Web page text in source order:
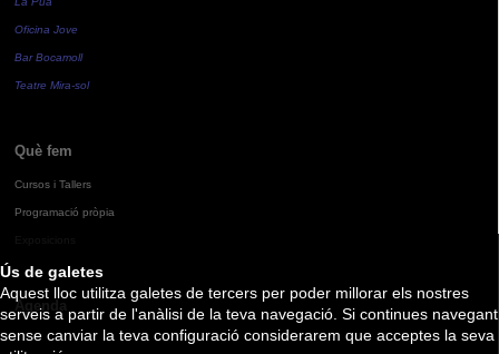
Ús de galetes
Aquest lloc utilitza galetes de tercers per poder millorar els nostres
serveis a partir de l'anàlisi de la teva navegació. Si continues navegant
sense canviar la teva configuració considerarem que acceptes la seva
Oficina Jove
Bar Bocamoll
Teatre Mira-sol
Què fem
Cursos i Tallers
Programació pròpia
Agenda